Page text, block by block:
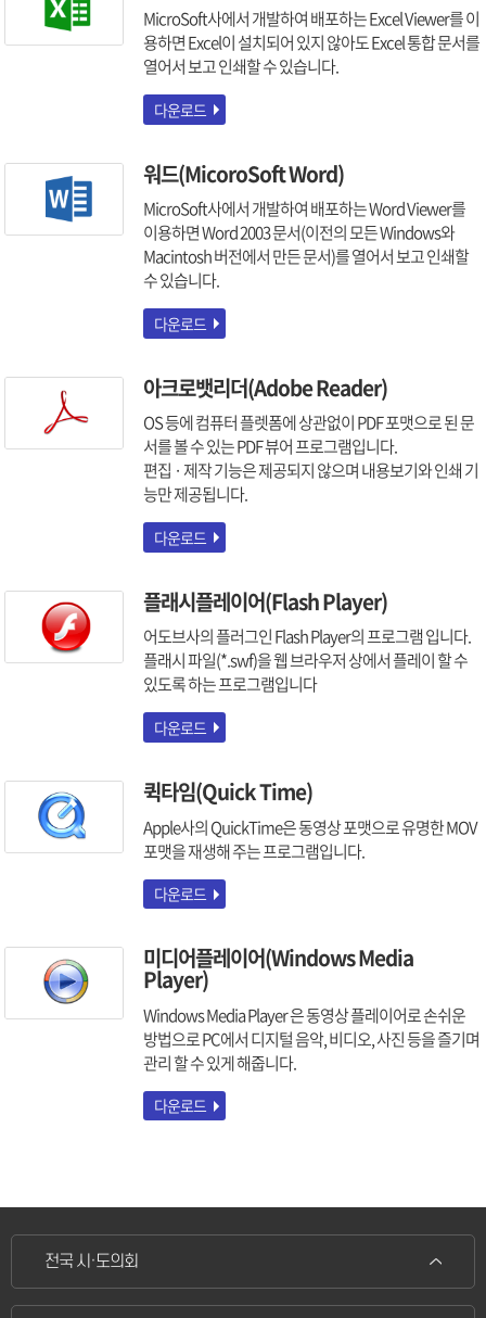
MicroSoft사에서 개발하여 배포하는 Excel Viewer를 이
용하면 Excel이 설치되어 있지 않아도 Excel 통합 문서를
열어서 보고 인쇄할 수 있습니다.
다운로드
워드(MicoroSoft Word)
MicroSoft사에서 개발하여 배포하는 Word Viewer를
이용하면 Word 2003 문서(이전의 모든 Windows와
Macintosh 버전에서 만든 문서)를 열어서 보고 인쇄할
수 있습니다.
다운로드
아크로뱃리더(Adobe Reader)
OS 등에 컴퓨터 플렛폼에 상관없이 PDF 포맷으로 된 문
서를 볼 수 있는 PDF 뷰어 프로그램입니다.
편집 · 제작 기능은 제공되지 않으며 내용보기와 인쇄 기
능만 제공됩니다.
다운로드
플래시플레이어(Flash Player)
어도브사의 플러그인 Flash Player의 프로그램 입니다.
플래시 파일(*.swf)을 웹 브라우저 상에서 플레이 할 수
있도록 하는 프로그램입니다
다운로드
퀵타임(Quick Time)
Apple사의 QuickTime은 동영상 포맷으로 유명한 MOV
포맷을 재생해 주는 프로그램입니다.
다운로드
미디어플레이어(Windows Media
Player)
Windows Media Player 은 동영상 플레이어로 손쉬운
방법으로 PC에서 디지털 음악, 비디오, 사진 등을 즐기며
관리 할 수 있게 해줍니다.
다운로드
전국 시·도의회